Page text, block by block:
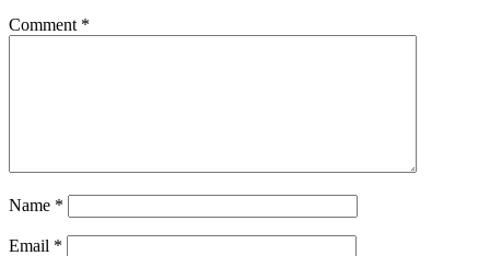
Comment *
Name *
Email *